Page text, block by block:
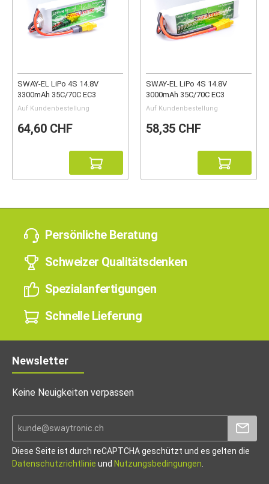
SWAY-EL LiPo 4S 14.8V
3300mAh 35C/70C EC3
Auf Kundenbestellung
64,60 CHF
SWAY-EL LiPo 4S 14.8V
3000mAh 35C/70C EC3
Auf Kundenbestellung
58,35 CHF
Persönliche Beratung
Schweizer Qualitätsdenken
Spezialanfertigungen
Schnelle Lieferung
Newsletter
Keine Neuigkeiten verpassen
Diese Seite ist durch reCAPTCHA geschützt und es gelten die
Datenschutzrichtlinie und Nutzungsbedingungen